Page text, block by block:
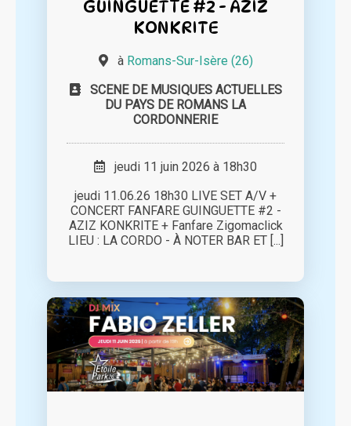
GUINGUETTE #2 - AZIZ
KONKRITE
à Romans-Sur-Isère (26)
SCENE DE MUSIQUES ACTUELLES
DU PAYS DE ROMANS LA
CORDONNERIE
jeudi 11 juin 2026 à 18h30
jeudi 11.06.26 18h30 LIVE SET A/V +
CONCERT FANFARE GUINGUETTE #2 -
AZIZ KONKRITE + Fanfare Zigomaclick
LIEU : LA CORDO - À NOTER BAR ET [...]